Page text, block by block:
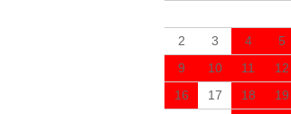
2
3 4 5
9
10 11 12
16
17 18 19